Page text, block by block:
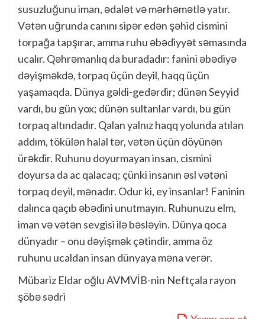
susuzluğunu iman, ədalət və mərhəmətlə yatır.
Vətən uğrunda canını sipər edən şəhid cismini
torpağa tapşırar, amma ruhu əbədiyyət səmasında
ucalır. Qəhrəmanlıq da buradadır: fanini əbədiyə
dəyişməkdə, torpaq üçün deyil, haqq üçün
yaşamaqda. Dünya gəldi-gedərdir; dünən Seyyid
vardı, bu gün yox; dünən sultanlar vardı, bu gün
torpaq altındadır. Qalan yalnız haqq yolunda atılan
addım, tökülən halal tər, vətən üçün döyünən
ürəkdir. Ruhunu doyurmayan insan, cismini
doyursa da ac qalacaq; çünki insanın əsl vətəni
torpaq deyil, mənadır. Odur ki, ey insanlar! Faninin
dalınca qaçıb əbədini unutmayın. Ruhunuzu elm,
iman və vətən sevgisi ilə bəsləyin. Dünya qoca
dünyadır – onu dəyişmək çətindir, amma öz
ruhunu ucaldan insan dünyaya məna verər.
Mübariz Eldar oğlu AVMVİB-nin Neftçala rayon
şöbə sədri